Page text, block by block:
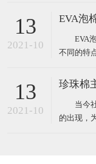
的特点，
主要原材料： 1、有机
笨二异氰
13
2021-10
EVA泡
EVA泡
不同的特
塑料包装
材料，相
型;还
13
2021-10
珍珠棉
当今社
的出现，